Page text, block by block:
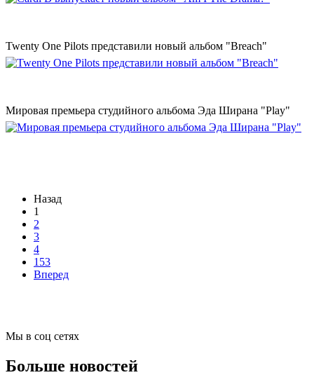
Twenty One Pilots представили новый альбом "Breach"
Мировая премьера студийного альбома Эда Ширана "Play"
Назад
1
2
3
4
153
Вперед
Мы в соц сетях
Больше новостей